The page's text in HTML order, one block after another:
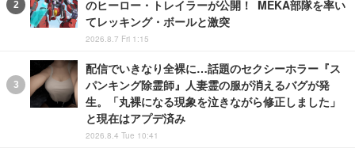
のヒーロー・トレイラーが公開！ MEKA部隊を率い
てレッキング・ボールと激突
2026.8.7 Fri 1:15
配信でいきなり全裸に…話題のセクシーホラー『ス
パンキング除霊師』人妻霊の服が消えるバグが発
生。「丸裸になる現象を泣きながら修正しました」
と現在はアプデ済み
2026.8.4 Tue 10:41